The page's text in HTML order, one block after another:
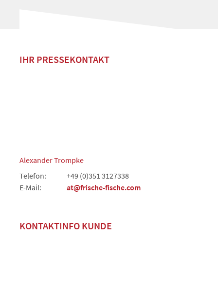
IHR PRESSEKONTAKT
Alexander Trompke
Telefon:
+49 (0)351 3127338
E-Mail:
at@frische-fische.com
KONTAKTINFO KUNDE